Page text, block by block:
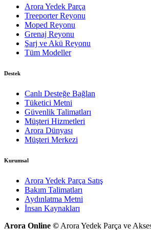
Arora Yedek Parça
Treeporter Reyonu
Moped Reyonu
Grenaj Reyonu
Şarj ve Akü Reyonu
Tüm Modeller
Destek
Canlı Desteğe Bağlan
Tüketici Metni
Güvenlik Talimatları
Müşteri Hizmetleri
Arora Dünyası
Müşteri Merkezi
Kurumsal
Arora Yedek Parça Satış
Bakım Talimatları
Aydınlatma Metni
İnsan Kaynakları
Arora Online © Arora Yedek Parça ve